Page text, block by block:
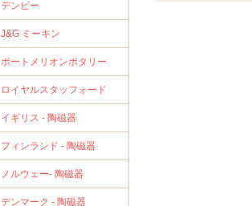
デンビー
J&G ミーキン
ポートメリオンポタリー
ロイヤルスタッフォード
イギリス - 陶磁器
フィンランド - 陶磁器
ノルウェー- 陶磁器
デンマーク - 陶磁器